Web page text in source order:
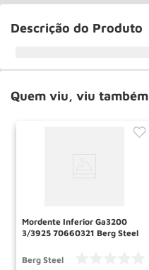
Descrição do Produto
Quem viu, viu também
Mordente Inferior Ga3200
3/3925 70660321 Berg Steel
Berg Steel